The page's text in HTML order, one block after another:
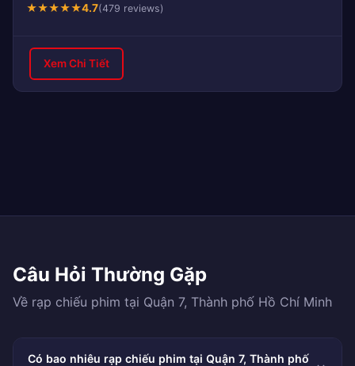
★★★★★4.7(479 reviews)
Xem Chi Tiết
Câu Hỏi Thường Gặp
Về rạp chiếu phim tại Quận 7, Thành phố Hồ Chí Minh
Có bao nhiêu rạp chiếu phim tại Quận 7, Thành phố